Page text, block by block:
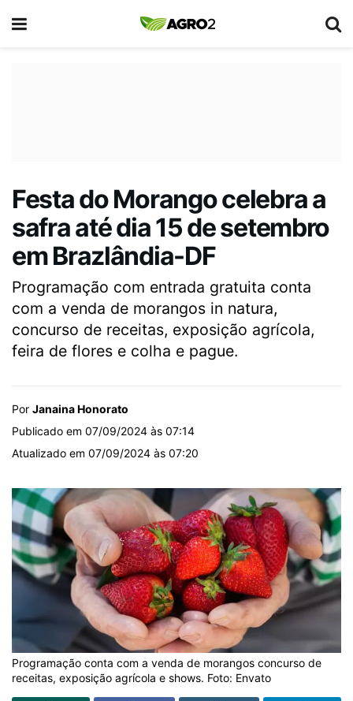
Festa do Morango celebra a
safra até dia 15 de setembro
em Brazlândia-DF
Programação com entrada gratuita conta
com a venda de morangos in natura,
concurso de receitas, exposição agrícola,
feira de flores e colha e pague.
Por Janaina Honorato
Publicado em 07/09/2024 às 07:14
Atualizado em 07/09/2024 às 07:20
Programação conta com a venda de morangos concurso de
receitas, exposição agrícola e shows. Foto: Envato